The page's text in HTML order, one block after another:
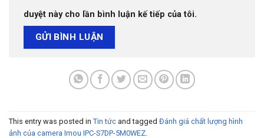
duyệt này cho lần bình luận kế tiếp của tôi.
This entry was posted in Tin tức and tagged Đánh giá chất lượng hình
ảnh của camera Imou IPC-S7DP-5M0WEZ